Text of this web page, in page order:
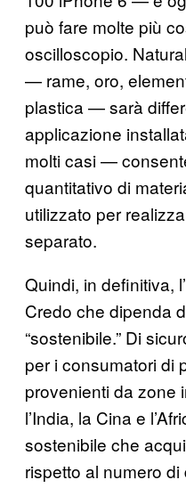
può fare molte più
oscilloscopio.
— rame, oro,
plastica — sarà
applicazione
molti casi —
quantitativo di
utilizzato per
separato.
Quindi, in definitiva,
Credo che dipenda
“sostenibile.” Di
per i consumatori di
provenienti da zone
l’India, la Cina e
sostenibile che
rispetto al numero